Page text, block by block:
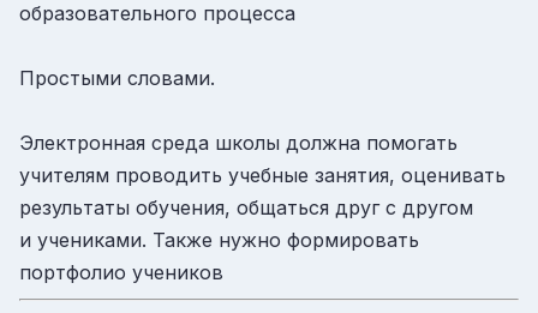
образовательного процесса
Простыми словами.
Электронная среда школы должна помогать
учителям проводить учебные занятия, оценивать
результаты обучения, общаться друг с другом
и учениками. Также нужно формировать
портфолио учеников